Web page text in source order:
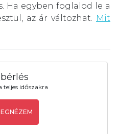
Ha egyben foglalod le a
az ár változhat.
Mit
teljes időszakra